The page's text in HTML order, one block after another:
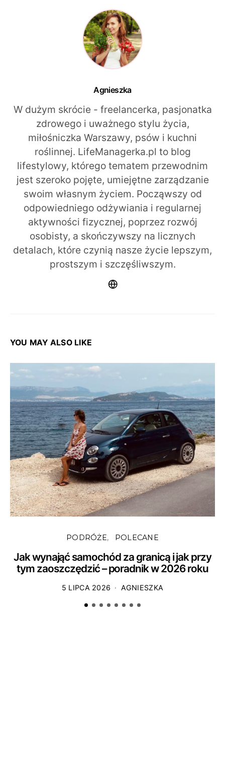
Agnieszka
W dużym skrócie - freelancerka, pasjonatka
zdrowego i uważnego stylu życia,
miłośniczka Warszawy, psów i kuchni
roślinnej. LifeManagerka.pl to blog
lifestylowy, którego tematem przewodnim
jest szeroko pojęte, umiejętne zarządzanie
swoim własnym życiem. Począwszy od
odpowiedniego odżywiania i regularnej
aktywności fizycznej, poprzez rozwój
osobisty, a skończywszy na licznych
detalach, które czynią nasze życie lepszym,
prostszym i szczęśliwszym.
YOU MAY ALSO LIKE
PODRÓŻE POLECANE
Jak wynająć samochód za granicą i jak przy
tym zaoszczędzić – poradnik w 2026 roku
5 LIPCA 2026 AGNIESZKA